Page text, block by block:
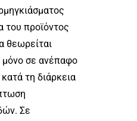
του προϊόντος
θεωρείται
μόνο σε ανέπαφο
τη διάρκεια
Σε